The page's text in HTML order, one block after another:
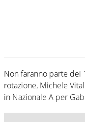
Non faranno parte dei
rotazione, Michele
in Nazionale A per